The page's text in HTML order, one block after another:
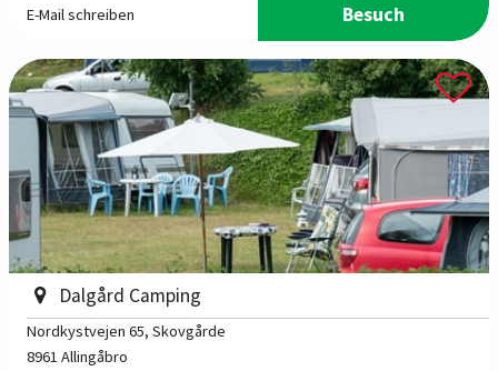
E-Mail schreiben
Besuch
Dalgård Camping
Nordkystvejen 65, Skovgårde
8961 Allingåbro